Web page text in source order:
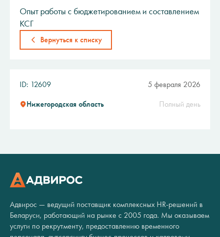
Опыт работы с бюджетированием и составлением
КСГ
Вернуться к списку
ID: 12609 5 февраля 2026
Нижегородская область Полный день
Адвирос — ведущий поставщик комплексных HR-решений в
Беларуси, работающий на рынке с 2005 года. Мы оказываем
услуги по рекрутменту, предоставлению временного